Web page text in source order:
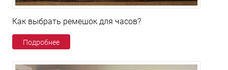
Как выбрать ремешок для часов?
Подробнее